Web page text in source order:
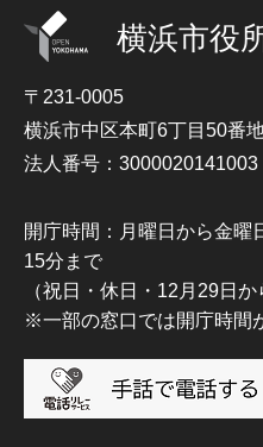
横浜市役
〒231-0005
横浜市中区本町6丁目50番
法人番号：3000020141003
開庁時間：月曜日から金曜
15分まで
（祝日・休日・12月29日か
※一部の窓口では開庁時間